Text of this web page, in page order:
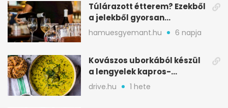
Túlárazott étterem? Ezekből
a jelekből gyorsan
észreveheted
hamuesgyemant.hu 6 napja
Kovászos uborkából készül
a lengyelek kapros-
savanykás levese
drive.hu 1 hete